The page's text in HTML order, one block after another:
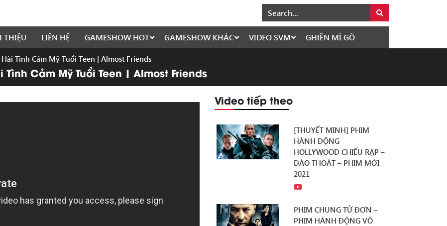
THIỆU LIÊN HỆ GAMESHOW HOT GAMESHOW KHÁC VIDEO SVM GHIỀN MÌ GÕ
Tình Cảm Mỹ Tuổi Teen | Almost Friends
Cảm Mỹ Tuổi Teen | Almost Friends
Video tiếp theo
[THUYẾT MINH] PHIM
HÀNH ĐỘNG
HOLLYWOOD CHIẾU RẠP –
ĐÀO THOÁT – PHIM MỚI
2021
PHIM CHUNG TỬ ĐƠN –
PHIM HÀNH ĐỘNG VÕ